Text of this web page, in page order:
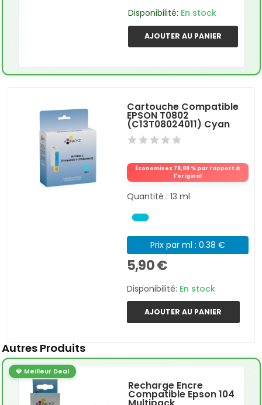
Disponibilité: En stock
AJOUTER AU PANIER
Cartouche Compatible
EPSON T0802
(C13T08024011) Cyan
Économisez 78,88 % par rapport à
l'original
Quantité : 13 ml
Prix par ml : 0.38 €
5,90 €
Disponibilité: En stock
AJOUTER AU PANIER
Autres Produits
💎 Meilleur Deal
Recharge Encre
Compatible Epson 104